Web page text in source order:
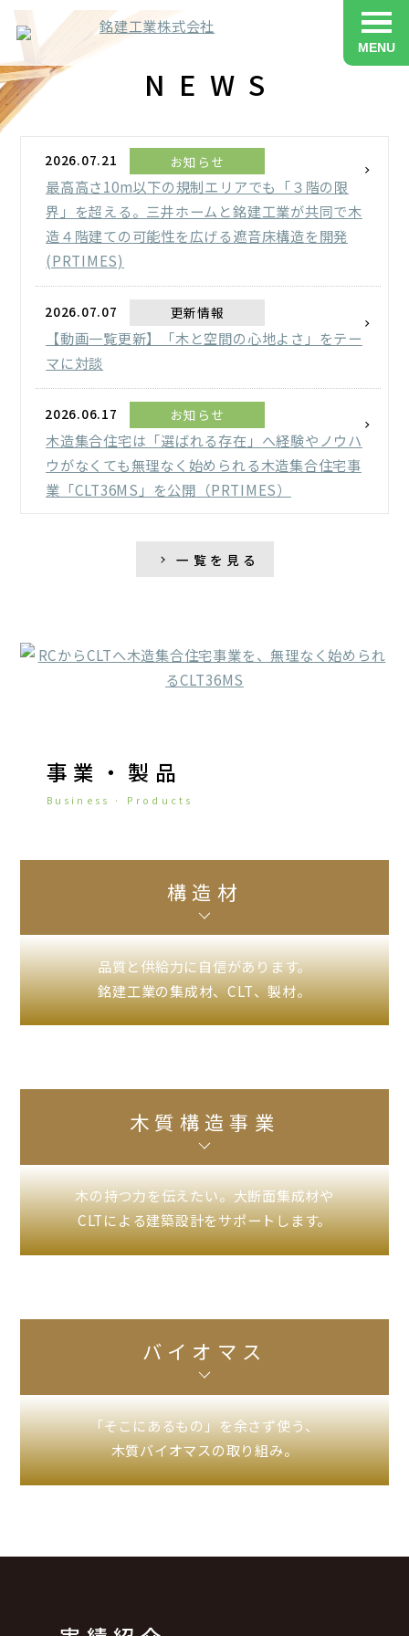
MENU
NEWS
2026.07.21 お知らせ
最高高さ10m以下の規制エリアでも「３階の限
界」を超える。三井ホームと銘建工業が共同で木
造４階建ての可能性を広げる遮音床構造を開発
(PRTIMES)
2026.07.07 更新情報
【動画一覧更新】「木と空間の心地よさ」をテー
マに対談
2026.06.17 お知らせ
木造集合住宅は「選ばれる存在」へ経験やノウハ
ウがなくても無理なく始められる木造集合住宅事
業「CLT36MS」を公開（PRTIMES）
一覧を見る
事業・製品
Business · Products
構造材
品質と供給力に自信があります。
銘建工業の集成材、CLT、製材。
木質構造事業
木の持つ力を伝えたい。大断面集成材や
CLTによる建築設計をサポートします。
バイオマス
「そこにあるもの」を余さず使う、
木質バイオマスの取り組み。